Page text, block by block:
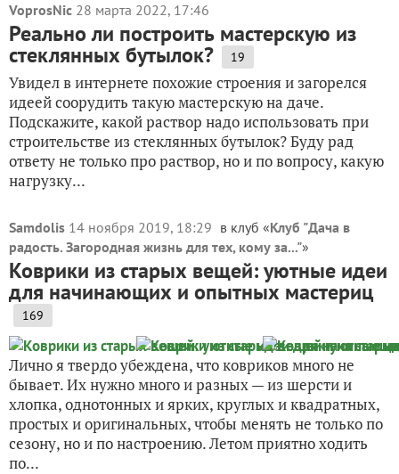
VoprosNic 28 марта 2022, 17:46
Реально ли построить мастерскую из
стеклянных бутылок? 19
Увидел в интернете похожие строения и загорелся
идеей соорудить такую мастерскую на даче.
Подскажите, какой раствор надо использовать при
строительстве из стеклянных бутылок? Буду рад
ответу не только про раствор, но и по вопросу, какую
нагрузку...
Samdolis 14 ноября 2019, 18:29 в клуб «Клуб "Дача в
радость. Загородная жизнь для тех, кому за..."»
Коврики из старых вещей: уютные идеи
для начинающих и опытных мастериц
169
Лично я твердо убеждена, что ковриков много не
бывает. Их нужно много и разных — из шерсти и
хлопка, однотонных и ярких, круглых и квадратных,
простых и оригинальных, чтобы менять не только по
сезону, но и по настроению. Летом приятно ходить
по...